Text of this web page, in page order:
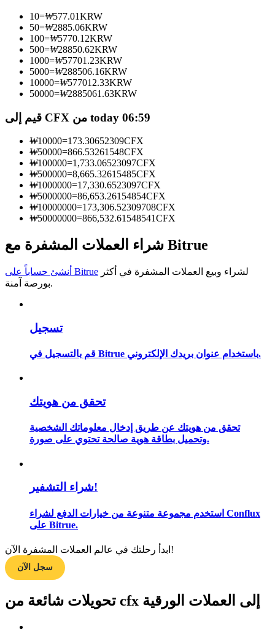
كن متداول نسخ
تحليل البيانات الضخمة بما في ذلك المعلومات التجارية، وما
دليل المبتدئين للعقود الآجلة
تعلم كيفية البقاء مربحة
10=₩577.01KRW
50=₩2885.06KRW
100=₩5770.12KRW
500=₩28850.62KRW
1000=₩57701.23KRW
5000=₩288506.16KRW
10000=₩577012.33KRW
50000=₩2885061.63KRW
قيم إلى CFX من today 06:59
₩10000=173.30652309CFX
₩50000=866.53261548CFX
₩100000=1,733.06523097CFX
₩500000=8,665.32615485CFX
₩1000000=17,330.6523097CFX
₩5000000=86,653.26154854CFX
₩10000000=173,306.52309708CFX
₩50000000=866,532.61548541CFX
شراء العملات المشفرة مع Bitrue
أنشئ حساباً على Bitrue
بورصة آمنة.
تسجيل
قم بالتسجيل في Bitrue باستخدام عنوان بريدك الإلكتروني.
تحقق من هويتك
تحقق من هويتك عن طريق إدخال معلوماتك الشخصية
وتحميل بطاقة هوية صالحة تحتوي على صورة.
شراء التشفير!
استخدم مجموعة متنوعة من خيارات الدفع لشراء Conflux
على Bitrue.
ابدأ رحلتك في عالم العملات المشفرة الآن!
سجل الآن
تحويلات شائعة من cfx إلى العملات الورقية